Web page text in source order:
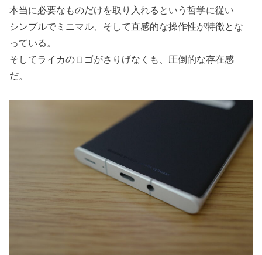
本当に必要なものだけを取り入れるという哲学に従い
シンプルでミニマル、そして直感的な操作性が特徴とな
っている。
そしてライカのロゴがさりげなくも、圧倒的な存在感
だ。